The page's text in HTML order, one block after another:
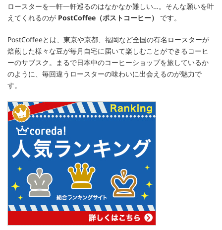
ロースターを一軒一軒巡るのはなかなか難しい…。そんな願いを叶
えてくれるのが PostCoffee（ポストコーヒー） です。
PostCoffeeとは、東京や京都、福岡など全国の有名ロースターが
焙煎した様々な豆が毎月自宅に届いて楽しむことができるコーヒ
ーのサブスク。まるで日本中のコーヒーショップを旅しているか
のように、毎回違うロースターの味わいに出会えるのが魅力で
す。